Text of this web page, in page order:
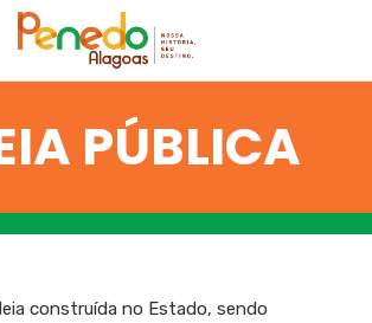
PÚBLICA
construída no Estado, sendo
Ferramentas Aberta